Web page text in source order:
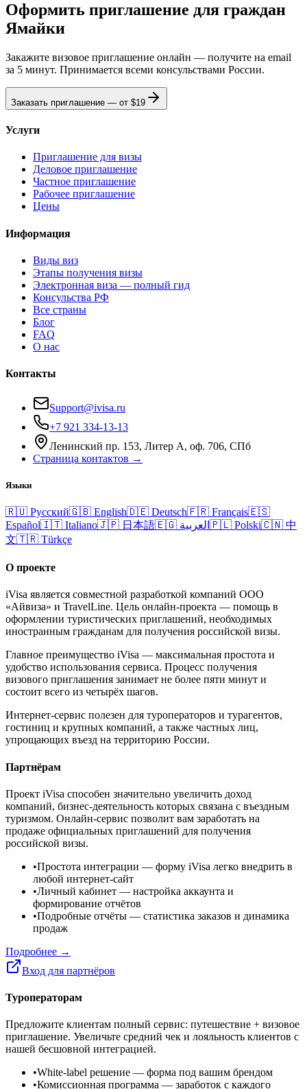
Оформить приглашение для граждан
Ямайки
Закажите визовое приглашение онлайн — получите на email
за 5 минут. Принимается всеми консульствами России.
Заказать приглашение — от $19
Услуги
Приглашение для визы
Деловое приглашение
Частное приглашение
Рабочее приглашение
Цены
Информация
Виды виз
Этапы получения визы
Электронная виза — полный гид
Консульства РФ
Все страны
Блог
FAQ
О нас
Контакты
Support@ivisa.ru
+7 921 334-13-13
Ленинский пр. 153, Литер А, оф. 706, СПб
Страница контактов →
Языки
🇷🇺 Русский🇬🇧 English🇩🇪 Deutsch🇫🇷 Français🇪🇸
Español🇮🇹 Italiano🇯🇵 日本語🇪🇬 العربية 🇵🇱 Polski🇨🇳 中
文🇹🇷 Türkçe
О проекте
iVisa является совместной разработкой компаний ООО
«Айвиза» и TravelLine. Цель онлайн-проекта — помощь в
оформлении туристических приглашений, необходимых
иностранным гражданам для получения российской визы.
Главное преимущество iVisa — максимальная простота и
удобство использования сервиса. Процесс получения
визового приглашения занимает не более пяти минут и
состоит всего из четырёх шагов.
Интернет-сервис полезен для туроператоров и турагентов,
гостиниц и крупных компаний, а также частных лиц,
упрощающих въезд на территорию России.
Партнёрам
Проект iVisa способен значительно увеличить доход
компаний, бизнес-деятельность которых связана с въездным
туризмом. Онлайн-сервис позволит вам заработать на
продаже официальных приглашений для получения
российской визы.
•Простота интеграции — форму iVisa легко внедрить в
любой интернет-сайт
•Личный кабинет — настройка аккаунта и
формирование отчётов
•Подробные отчёты — статистика заказов и динамика
продаж
Подробнее →
Вход для партнёров
Туроператорам
Предложите клиентам полный сервис: путешествие + визовое
приглашение. Увеличьте средний чек и лояльность клиентов с
нашей бесшовной интеграцией.
•White-label решение — форма под вашим брендом
•Комиссионная программа — заработок с каждого